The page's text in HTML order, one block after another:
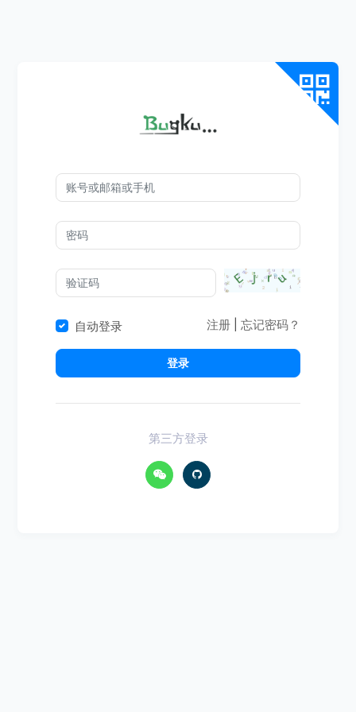
自动登录 注册 忘记密码？
登录
第三方登录